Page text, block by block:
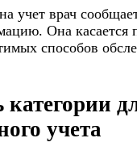
учет врач
Она касается
способов
категории
учета